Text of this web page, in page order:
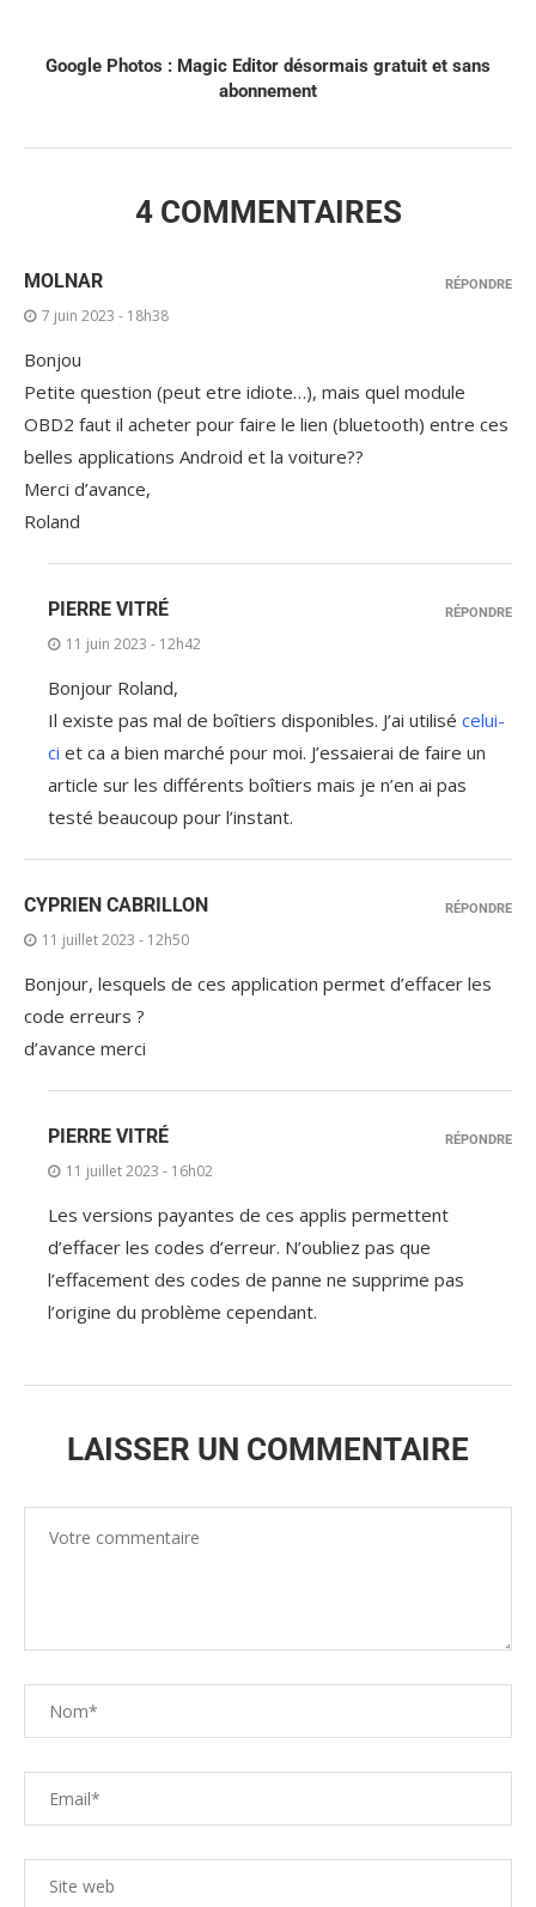
Google Photos : Magic Editor désormais gratuit et sans
abonnement
4 COMMENTAIRES
MOLNAR
7 juin 2023 - 18h38
Bonjou
Petite question (peut etre idiote…), mais quel module
OBD2 faut il acheter pour faire le lien (bluetooth) entre ces
belles applications Android et la voiture??
Merci d’avance,
Roland
RÉPONDRE
PIERRE VITRÉ
11 juin 2023 - 12h42
Bonjour Roland,
Il existe pas mal de boîtiers disponibles. J’ai utilisé celui-
ci et ca a bien marché pour moi. J’essaierai de faire un
article sur les différents boîtiers mais je n’en ai pas
testé beaucoup pour l’instant.
RÉPONDRE
CYPRIEN CABRILLON
11 juillet 2023 - 12h50
Bonjour, lesquels de ces application permet d’effacer les
code erreurs ?
d’avance merci
RÉPONDRE
PIERRE VITRÉ
11 juillet 2023 - 16h02
Les versions payantes de ces applis permettent
d’effacer les codes d’erreur. N’oubliez pas que
l’effacement des codes de panne ne supprime pas
l’origine du problème cependant.
RÉPONDRE
LAISSER UN COMMENTAIRE